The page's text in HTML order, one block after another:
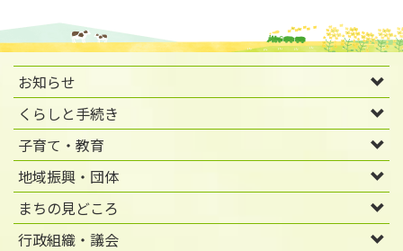
お知らせ
くらしと手続き
子育て・教育
地域振興・団体
まちの見どころ
行政組織・議会